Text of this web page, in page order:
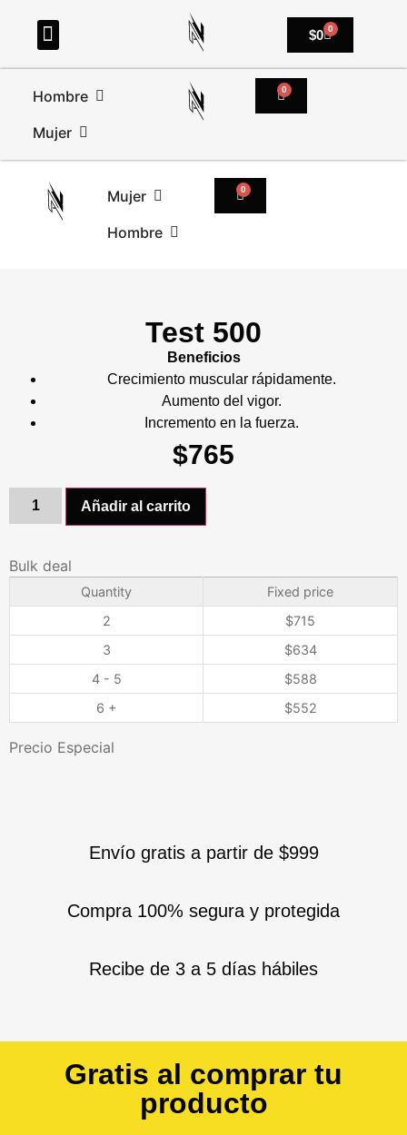
$0 0
Hombre
Mujer
0
Mujer
Hombre
0
Test 500
Beneficios
Crecimiento muscular rápidamente.
Aumento del vigor.
Incremento en la fuerza.
$765
Añadir al carrito
Bulk deal
Quantity
Fixed price
2
$715
3
$634
4 - 5
$588
6 +
$552
Precio Especial
Envío gratis a partir de $999
Compra 100% segura y protegida
Recibe de 3 a 5 días hábiles
Gratis al comprar tu
producto